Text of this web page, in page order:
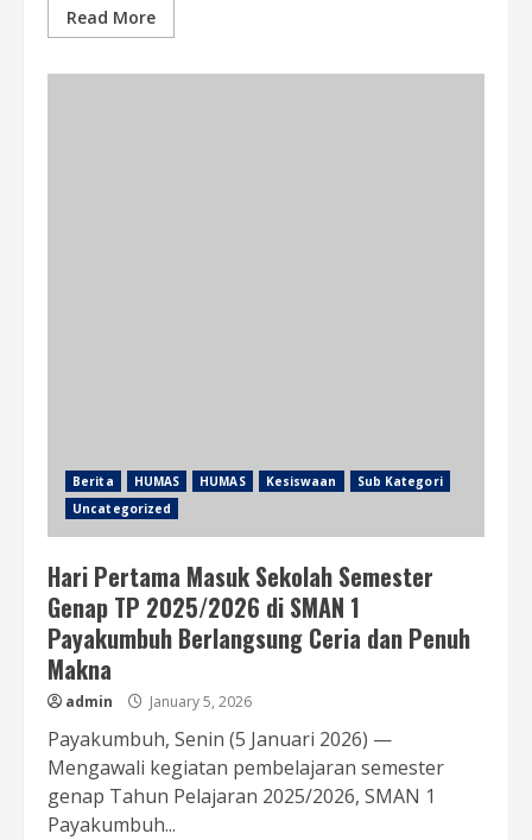
Read More
Berita HUMAS HUMAS Kesiswaan
Sub Kategori
Uncategorized
Hari Pertama Masuk Sekolah Semester
Genap TP 2025/2026 di SMAN 1
Payakumbuh Berlangsung Ceria dan Penuh
Makna
admin January 5, 2026
Payakumbuh, Senin (5 Januari 2026) —
Mengawali kegiatan pembelajaran semester
genap Tahun Pelajaran 2025/2026, SMAN 1
Payakumbuh...